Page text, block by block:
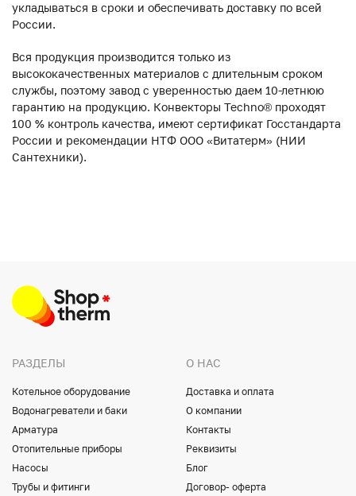
укладываться в сроки и обеспечивать доставку по всей
России.
Вся продукция производится только из
высококачественных материалов с длительным сроком
службы, поэтому завод с уверенностью даем 10-летнюю
гарантию на продукцию. Конвекторы Techno® проходят
100 % контроль качества, имеют сертификат Госстандарта
России и рекомендации НТФ ООО «Витатерм» (НИИ
Сантехники).
РАЗДЕЛЫ
Котельное оборудование
Водонагреватели и баки
Арматура
Отопительные приборы
Насосы
Трубы и фитинги
О НАС
Доставка и оплата
О компании
Контакты
Реквизиты
Блог
Договор- оферта